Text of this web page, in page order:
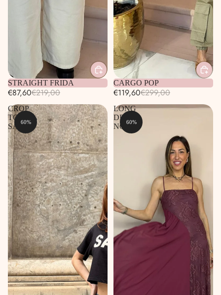
STRAIGHT FRIDA
€87,60€219,00
CARGO POP
€119,60€299,00
CROP
TOP
SANTA
60%
LONG
DRESS
NOA60%